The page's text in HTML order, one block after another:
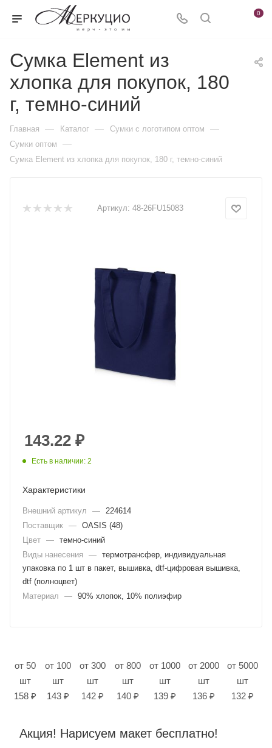
0
Сумка Element из
хлопка для покупок, 180
г, темно-синий
Главная — Каталог — Сумки с логотипом оптом —
Сумки оптом —
Сумка Element из хлопка для покупок, 180 г, темно-синий
Артикул: 48-26FU15083
143.22 ₽
Есть в наличии: 2
Характеристики
Внешний артикул —
224614
Поставщик — OASIS (48)
Цвет — темно-синий
Виды нанесения
— термотрансфер, индивидуальная
упаковка по 1 шт в пакет, вышивка, dtf-цифровая вышивка,
dtf (полноцвет)
Материал
— 90% хлопок, 10% полиэфир
от 50
шт
158 ₽
от 100
шт
143 ₽
от 300
шт
142 ₽
от 800
шт
140 ₽
от 1000
шт
139 ₽
от 2000
шт
136 ₽
от 5000
шт
132 ₽
Акция! Нарисуем макет бесплатно!